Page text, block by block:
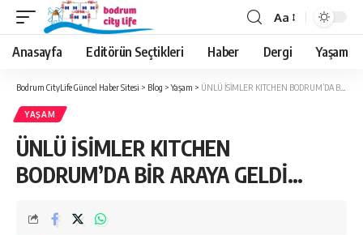
Aa
Anasayfa Editörün Seçtikleri Haber Dergi Yaşam
Bodrum CityLife Güncel Haber Sitesi > Blog >Yaşam > ÜNLÜ İSİMLER KITCHEN BODRUM’DA BİR ARAYA GELDİ…
YAŞAM
ÜNLÜ İSİMLER KITCHEN
BODRUM’DA BİR ARAYA GELDİ…